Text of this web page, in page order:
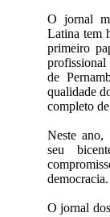
O jornal
Latina tem
primeiro
profissional
de
qualidade
completo
Neste ano,
seu
democracia.
O jornal